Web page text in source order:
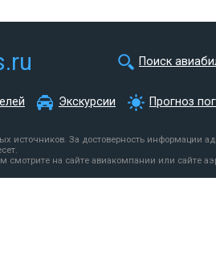
Поиск
Экскурсии Прогноз
источников. За достоверность информации
на сайте авиакомпании или сайте